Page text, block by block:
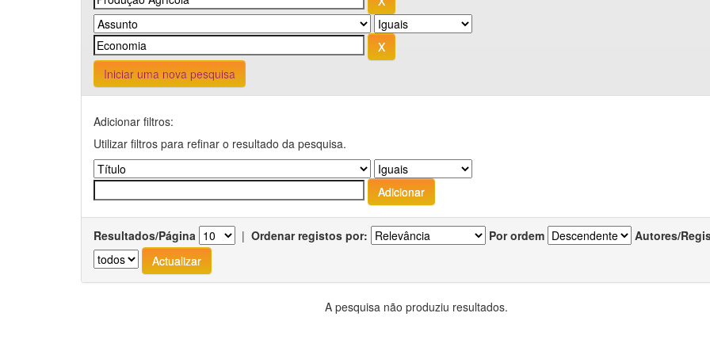
Iniciar uma nova pesquisa
Adicionar filtros:
Utilizar filtros para refinar o resultado da pesquisa.
Resultados/Página | Ordenar registos por: Por ordem Autores/
A pesquisa não produziu resultados.